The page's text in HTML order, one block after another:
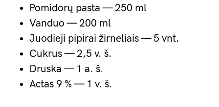
Pomidorų pasta — 250 ml
Vanduo — 200 ml
Juodieji pipirai žirneliais — 5 vnt.
Cukrus — 2,5 v. š.
Druska — 1 a. š.
Actas 9 % — 1 v. š.